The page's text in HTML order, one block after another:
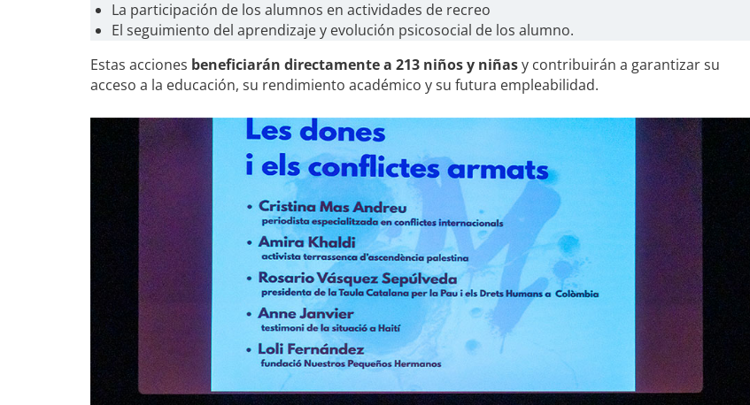
La participación de los alumnos en actividades de recreo
El seguimiento del aprendizaje y evolución psicosocial de los alumno.
Estas acciones beneficiarán directamente a 213 niños y niñasy contribuirán a garantizar su
acceso a la educación, su rendimiento académico y su futura empleabilidad.